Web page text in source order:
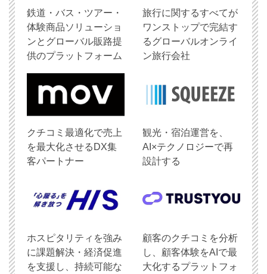
鉄道・バス・ツアー・
体験商品ソリューショ
ンとグローバル販路提
供のプラットフォーム
旅行に関するすべてが
ワンストップで完結す
るグローバルオンライ
ン旅行会社
クチコミ最適化で売上
を最大化させるDX集
客パートナー
観光・宿泊運営を、
AI×テクノロジーで再
設計する
ホスピタリティを強み
に課題解決・経済促進
を支援し、持続可能な
顧客のクチコミを分析
し、顧客体験をAIで最
大化するプラットフォ